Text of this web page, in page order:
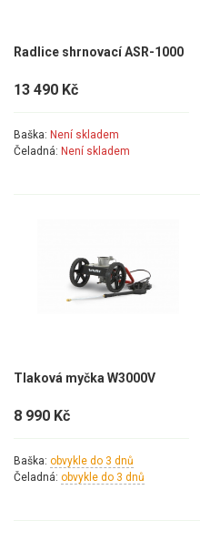
Radlice shrnovací ASR-1000
13 490 Kč
Baška: Není skladem
Čeladná: Není skladem
Tlaková myčka W3000V
8 990 Kč
Baška: obvykle do 3 dnů
Čeladná: obvykle do 3 dnů